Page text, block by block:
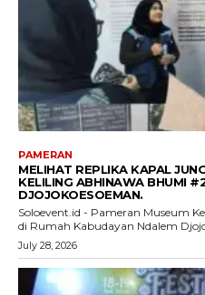
PAMERAN
MELIHAT REPLIKA KAPAL
KELILING ABHINAWA BHUMI
DJOJOKOESOEMAN.
Soloevent.id - Pameran Museum
di Rumah Kabudayan Ndalem
July 28, 2026